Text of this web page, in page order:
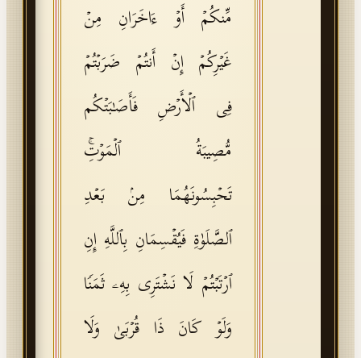
مِّنكُمۡ أَوۡ ءَاخَرَانِ مِنۡ
غَیۡرِكُمۡ إِنۡ أَنتُمۡ ضَرَبۡتُمۡ
فِی ٱلۡأَرۡضِ فَأَصَـٰبَتۡكُم
مُّصِیبَةُ ٱلۡمَوۡتِۚ
تَحۡبِسُونَهُمَا مِنۢ بَعۡدِ
ٱلصَّلَوٰةِ فَیُقۡسِمَانِ بِٱللَّهِ إِنِ
ٱرۡتَبۡتُمۡ لَا نَشۡتَرِی بِهِۦ ثَمَنࣰا
وَلَوۡ كَانَ ذَا قُرۡبَىٰ وَلَا